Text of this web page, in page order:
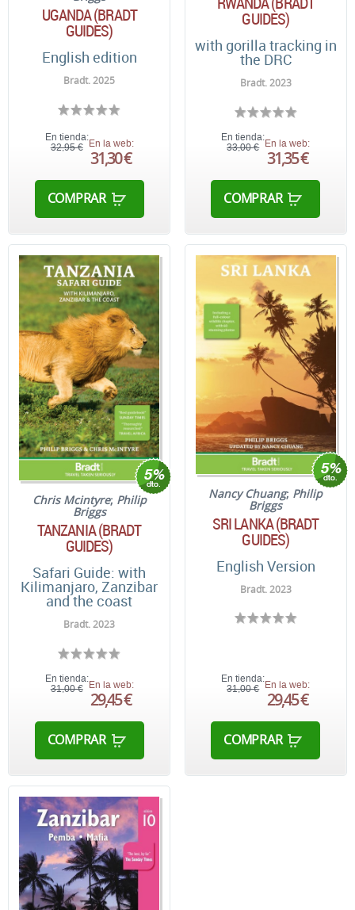
UGANDA (BRADT
GUIDES)
English edition
Bradt. 2025
En tienda:
32,95 € En la web:
31,30 €
COMPRAR
GUIDES)
with gorilla tracking in
the DRC
Bradt. 2023
En tienda:
33,00 €
En la web:
31,35 €
COMPRAR
Chris Mcintyre; Philip
Briggs
TANZANIA (BRADT
GUIDES)
Safari Guide: with
Kilimanjaro, Zanzibar
and the coast
Bradt. 2023
En tienda:
31,00 € En la web:
29,45 €
COMPRAR
Nancy Chuang; Philip
Briggs
SRI LANKA (BRADT
GUIDES)
English Version
Bradt. 2023
En tienda:
31,00 €
En la web:
29,45 €
COMPRAR